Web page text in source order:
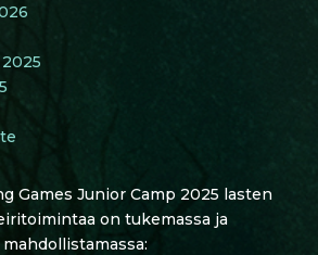
Games Junior Camp 2025 lasten
on tukemassa ja
mahdollistamassa: